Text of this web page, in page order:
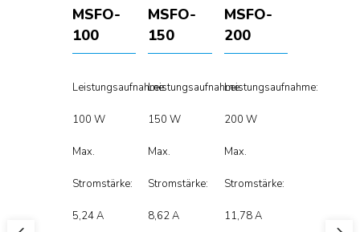
MSFO-
100
Leistungsaufnahme:
100 W
Max.
Stromstärke:
5,24 A
MSFO-
150
Leistungsaufnahme:
150 W
Max.
Stromstärke:
8,62 A
MSFO-
200
Leistungsaufnahme:
200 W
Max.
Stromstärke:
11,78 A